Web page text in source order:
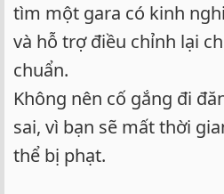
tìm một gara có kinh
và hỗ trợ điều chỉnh lại
chuẩn.
Không nên cố gắng đi
sai, vì bạn sẽ mất thời
thể bị phạt.